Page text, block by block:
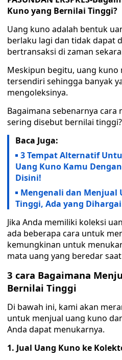
Kuno yang Bernilai Tinggi?
Uang kuno adalah bentuk
berlaku lagi dan tidak dapat
bertransaksi di zaman
Meskipun begitu, uang kuno
tersendiri sehingga banyak
mengoleksinya.
Bagaimana sebenarnya
sering disebut bernilai tinggi?
Baca Juga:
3 Tempat Alternatif
Uang Kuno Kamu
Disini!
Mengenali dan Menjual
Tinggi, Ada yang
Jika Anda memiliki koleksi
ada beberapa cara untuk
kemungkinan untuk
mata uang yang beredar
3 cara Bagaimana
Bernilai Tinggi
Di bawah ini, kami akan
untuk menjual uang kuno
Anda dapat menukarnya.
1. Jual Uang Kuno ke